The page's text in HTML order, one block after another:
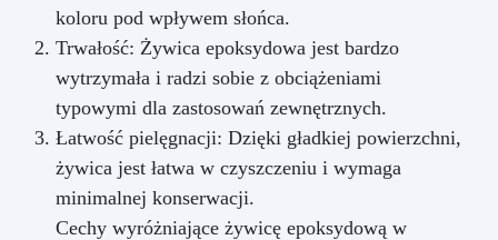
koloru pod wpływem słońca.
Trwałość: Żywica epoksydowa jest bardzo
wytrzymała i radzi sobie z obciążeniami
typowymi dla zastosowań zewnętrznych.
Łatwość pielęgnacji: Dzięki gładkiej powierzchni,
żywica jest łatwa w czyszczeniu i wymaga
minimalnej konserwacji.
Cechy wyróżniające żywicę epoksydową w